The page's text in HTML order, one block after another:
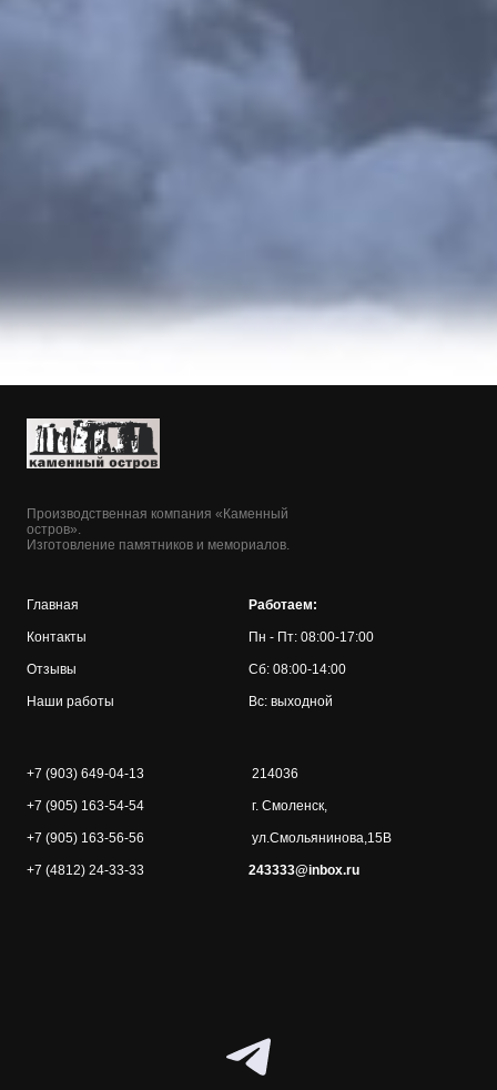
Производственная компания «Каменный
остров».
Изготовление памятников и мемориалов.
Главная
Контакты
Отзывы
Наши работы
Работаем:
Пн - Пт: 08:00-17:00
Сб: 08:00-14:00
Вс: выходной
+7 (903) 649-04-13
+7 (905) 163-54-54
+7 (905) 163-56-56
+7 (4812) 24-33-33
214036
г. Смоленск,
ул.Смольянинова,15В
243333@inbox.ru